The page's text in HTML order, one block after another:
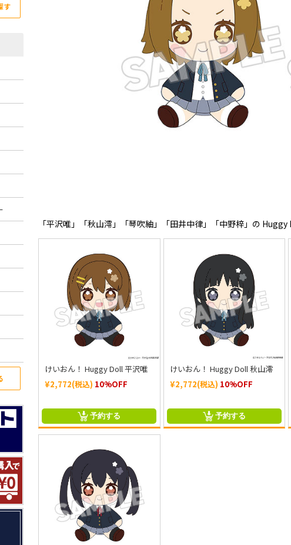
す
「平沢唯」「秋山澪」「琴吹紬」「田井中律」「中野梓」の Huggy
けいおん！ Huggy Doll 平沢唯
¥2,772(税込) 10%OFF
予約する
けいおん！ Huggy Doll 秋山澪
¥2,772(税込) 10%OFF
予約する